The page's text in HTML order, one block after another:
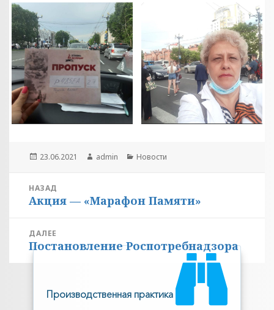
Опубликовано
23.06.2021 Автор
admin Рубрики
Новости
Навигация
по
НАЗАД
Предыдущая
Акция — «Марафон Памяти»
ДАЛЕЕ
Следующая
Постановление Роспотребнадзора
Производственная практика